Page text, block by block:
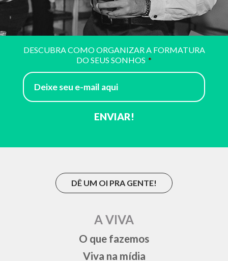
DESCUBRA COMO ORGANIZAR A FORMATURA
DO SEUS SONHOS *
DÊ UM OI PRA GENTE!
A VIVA
O que fazemos
Viva na mídia